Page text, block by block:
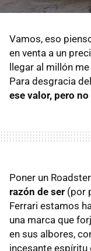
Vamos, eso
en venta a un
llegar al millón
Para desgracia
ese valor, pero
Poner un
razón de ser (por
Ferrari estamos
una marca que
en sus albores,
incesante espíritu